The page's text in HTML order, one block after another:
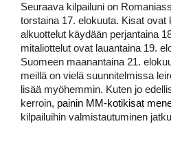
Seuraava kilpailuni on
torstaina 17. elokuuta. Kisat ovat
alkuottelut käydään perjantaina
mitaliottelut ovat lauantaina 19.
Suomeen maanantaina 21.
meillä on vielä suunnitelmissa
lisää myöhemmin. Kuten jo
kerroin, painin MM-kotikisat
kilpailuihin valmistautuminen